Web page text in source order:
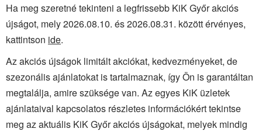
Ha meg szeretné tekinteni a legfrissebb KiK Győr akciós
újságot, mely 2026.08.10. és 2026.08.31. között érvényes,
kattintson ide.
Az akciós újságok limitált akciókat, kedvezményeket, de
szezonális ajánlatokat is tartalmaznak, így Ön is garantáltan
megtalálja, amire szüksége van. Az egyes KiK üzletek
ajánlataival kapcsolatos részletes információkért tekintse
meg az aktuális KiK Győr akciós újságokat, melyek mindig